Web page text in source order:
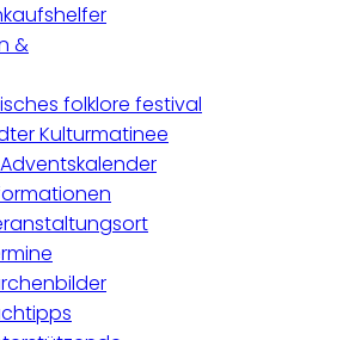
&
folklore festival
Kulturmatinee